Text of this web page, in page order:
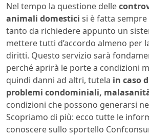
Nel tempo la questione delle
animali domestici si è fatta
tanto da richiedere appunto un
mettere tutti d’accordo almeno per
diritti. Questo servizio sarà
perché aprirà le porte a condizioni
quindi danni ad altri, tutela in caso
problemi condominiali,
condizioni che possono generarsi
Scopriamo di più: ecco tutte le
conoscere sullo sportello